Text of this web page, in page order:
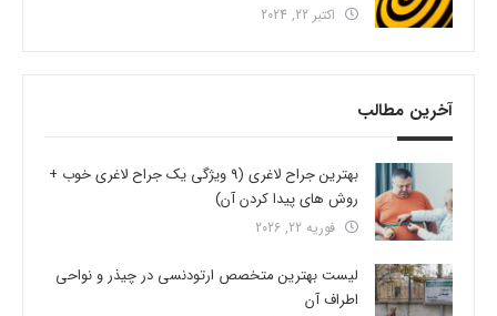
اکتبر 22, 2024
آخرین مطالب
بهترین جراح لاغری (9 ویژگی یک جراح لاغری خوب +
روش های پیدا کردن آن)
فوریه 22, 2026
لیست بهترین متخصص ارتودنسی در چیذر و نواحی
اطراف آن